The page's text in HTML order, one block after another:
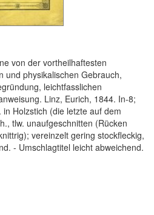
von der vortheilhaftesten
und physikalischen Gebrauch,
leichtfasslichen
Linz, Eurich, 1844. In-8;
Holzstich (die letzte auf dem
tlw. unaufgeschnitten (Rücken
vereinzelt gering stockfleckig,
- Umschlagtitel leicht abweichend.